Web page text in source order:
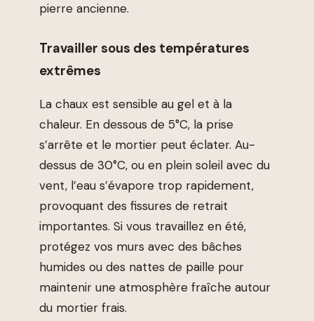
pierre ancienne.
Travailler sous des températures
extrêmes
La chaux est sensible au gel et à la
chaleur. En dessous de 5°C, la prise
s’arrête et le mortier peut éclater. Au-
dessus de 30°C, ou en plein soleil avec du
vent, l’eau s’évapore trop rapidement,
provoquant des fissures de retrait
importantes. Si vous travaillez en été,
protégez vos murs avec des bâches
humides ou des nattes de paille pour
maintenir une atmosphère fraîche autour
du mortier frais.